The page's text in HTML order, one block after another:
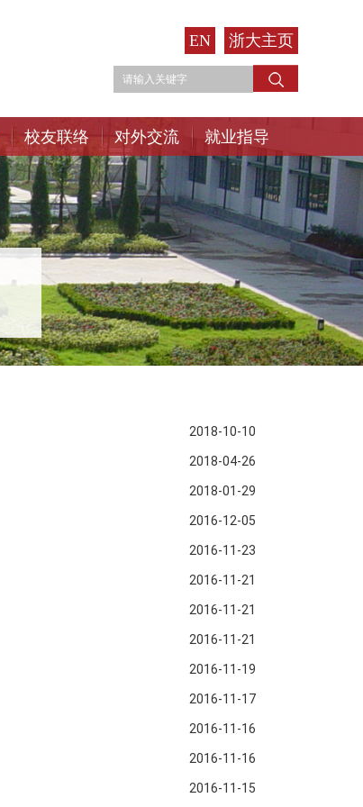
EN 浙大主页
校友联络 对外交流 就业指导
2018-10-10
2018-04-26
2018-01-29
2016-12-05
2016-11-23
2016-11-21
2016-11-21
2016-11-21
2016-11-19
2016-11-17
2016-11-16
2016-11-16
2016-11-15